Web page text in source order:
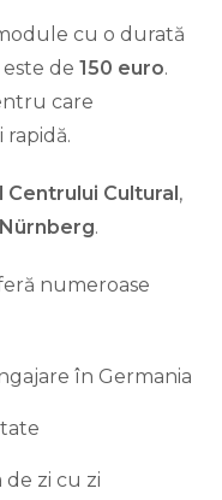
cu o durată
de 150 euro.
care
Cultural,
.
numeroase
în Germania
zi cu zi